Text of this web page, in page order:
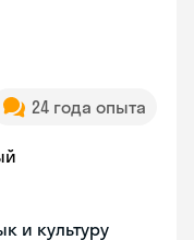
24 года опыта
и культуру